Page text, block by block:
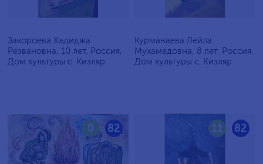
Закороева Хадиджа
Резвановна, 10 лет, Россия,
Дом культуры с. Кизляр
Курманаева Лейла
Мухамедовна, 8 лет, Россия,
Дом культуры с. Кизляр
82
0 82
11